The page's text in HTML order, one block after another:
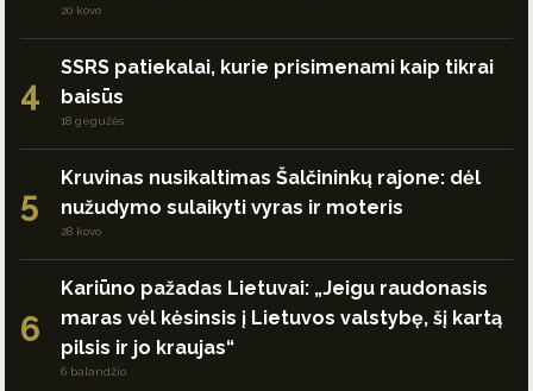
20 kovo
4
SSRS patiekalai, kurie prisimenami kaip tikrai
baisūs
18 gegužės
5
Kruvinas nusikaltimas Šalčininkų rajone: dėl
nužudymo sulaikyti vyras ir moteris
28 kovo
6
Kariūno pažadas Lietuvai: „Jeigu raudonasis
maras vėl kėsinsis į Lietuvos valstybę, šį kartą
pilsis ir jo kraujas“
6 balandžio